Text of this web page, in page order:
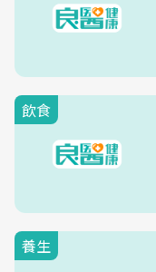
飲食
養生